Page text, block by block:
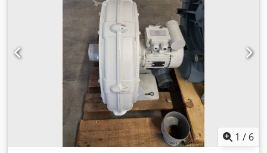
速度もスムーズに制御できるため、さまざまな状 況で効率的な
作業が可能になります。 クローリフターにはネジピンも装備さ
れており、機械や重い物を持ち上げるのにも使用できます。 10
トン機械リフトの安全な使用は最優先事項であるため、安全シ
ステムが装備されています。 要約すると、10 トンの機械リフ
トは、大きく重い荷物の持ち上げと移動を必要とする業界にと
って欠かせないツールです。堅牢な構造、使いやすさ、安全性
へ の配慮により、このリフトは日常の産業作業に非常に役立つ
サポートを提供します。 技術データ: 最大静荷重10T 揚程最大
7.5T リフトフットの最大吊り上げ能力6T Cedovvk Aijpfx
Aivsrf 最小高さ（足/頭）35/320 mm 揚高160mm ネジステム
調整0-80mm 正味重量 25 kg
1 / 6